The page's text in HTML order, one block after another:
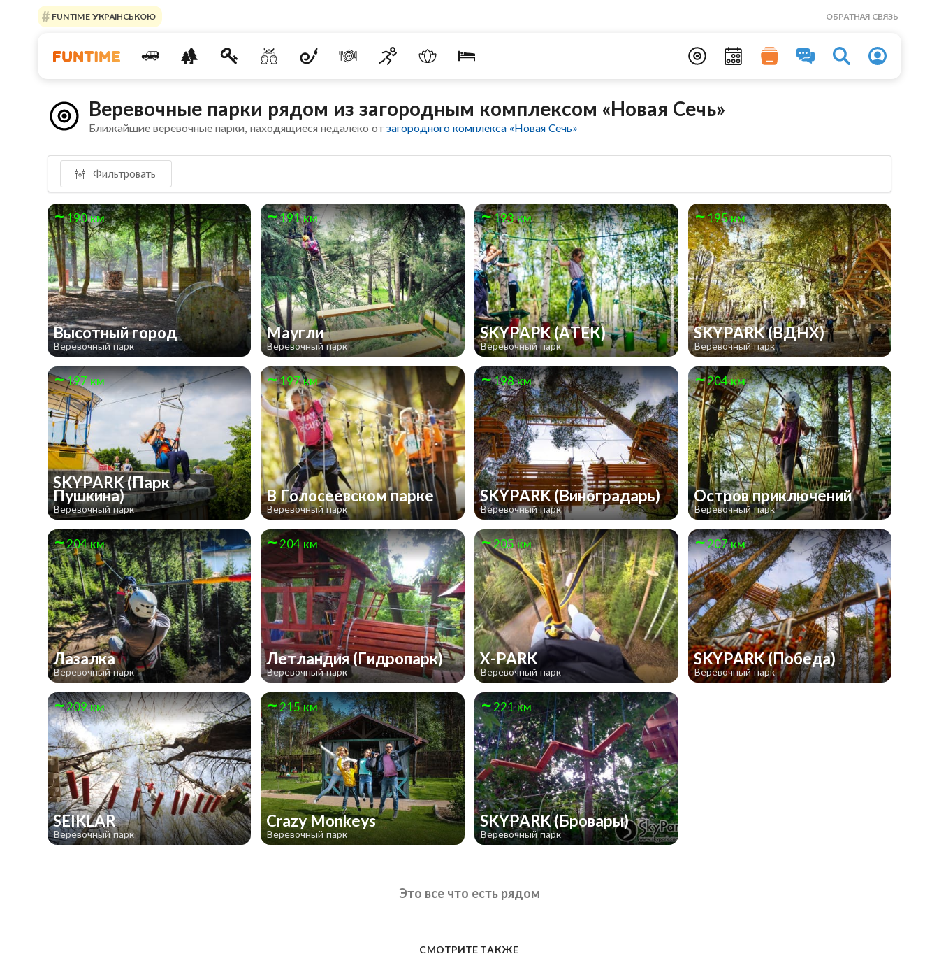
FUNTIME УКРАЇНСЬКОЮ ОБРАТНАЯ СВЯЗЬ
Веревочные парки рядом из загородным комплексом «Новая Сечь»
Ближайшие веревочные парки, находящиеся недалеко отзагородного комплекса «Новая Сечь»
Фильтровать
190 км
Высотный город
Веревочный парк
191 км
Маугли
Веревочный парк
193 км
SKYPAPK (АТЕК)
Веревочный парк
195 км
SKYPARK (ВДНХ)
Веревочный парк
197 км
SKYPARK (Парк
Пушкина)
Веревочный парк
197 км
В Голосеевском парке
Веревочный парк
198 км
SKYPARK (Виноградарь)
Веревочный парк
204 км
Остров приключений
Веревочный парк
204 км
Лазалка
Веревочный парк
204 км
Летландия (Гидропарк)
Веревочный парк
205 км
X-PARK
Веревочный парк
207 км
SKYPARK (Победа)
Веревочный парк
209 км
SEIKLAR
Веревочный парк
215 км
Crazy Monkeys
Веревочный парк
221 км
SKYPARK (Бровары)
Веревочный парк
Это все что есть рядом
СМОТРИТЕ ТАКЖЕ